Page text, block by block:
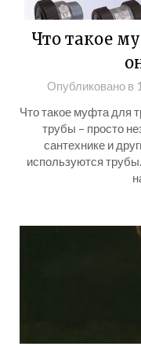
Что такое
Опубликовано в
Что такое муфта для
трубы – просто
сантехнике и
используются